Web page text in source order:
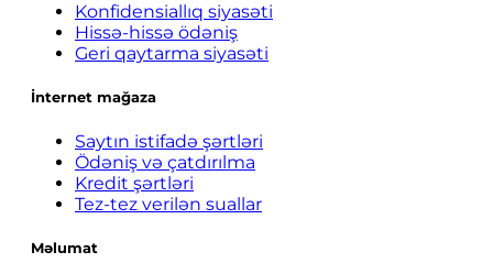
Konfidensiallıq siyasəti
Hissə-hissə ödəniş
Geri qaytarma siyasəti
İnternet mağaza
Saytın istifadə şərtləri
Ödəniş və çatdırılma
Kredit şərtləri
Tez-tez verilən suallar
Məlumat